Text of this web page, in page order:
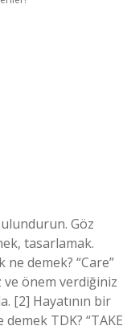
Göz
tasarlamak.
demek? “Care”
ve önem verdiğiniz
[2] Hayatının bir
TDK? “TAKE